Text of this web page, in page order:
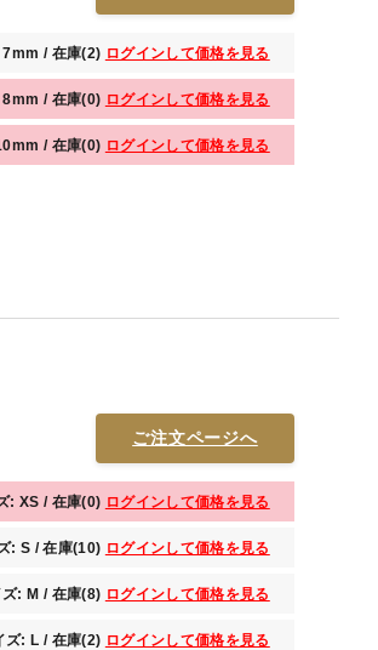
7mm / 在庫(2) ログインして価格を見る
8mm / 在庫(0) ログインして価格を見る
/ 在庫(0) ログインして価格を見る
ご注文ページへ
: XS / 在庫(0) ログインして価格を見る
: S / 在庫(10) ログインして価格を見る
: M / 在庫(8) ログインして価格を見る
ズ: L / 在庫(2) ログインして価格を見る